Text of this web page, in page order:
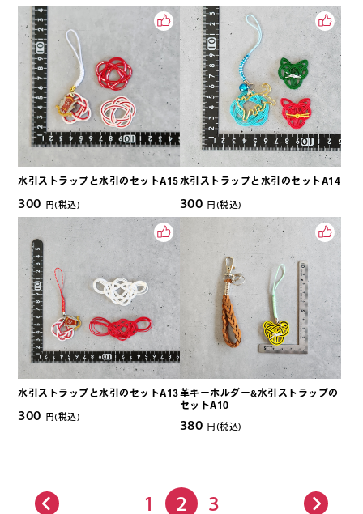
水引ストラップと水引のセットA15
300 円(税込)
水引ストラップと水引のセットA14
300 円(税込)
水引ストラップと水引のセットA13
300 円(税込)
革キーホルダー&水引ストラップの
セットA10
380 円(税込)
1 2 3